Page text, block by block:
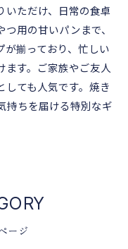
いただけ、日常の食卓
用の甘いパンまで、
が揃っており、忙しい
ます。ご家族やご友人
しても人気です。焼き
持ちを届ける特別なギ
ージ